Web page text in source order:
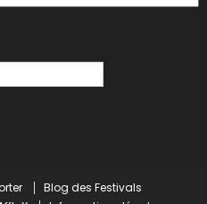
Rechercher:
Blog des Festivals